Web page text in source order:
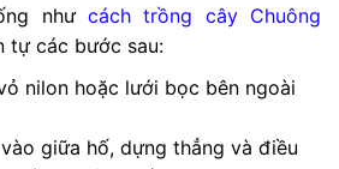
như cách trồng cây Chuông
tự các bước sau:
nilon hoặc lưới bọc bên ngoài
giữa hố, dựng thẳng và điều